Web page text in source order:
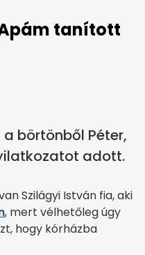
tanított
börtönből Péter,
adott.
Szilágyi István fia, aki
, mert vélhetőleg úgy
hogy kórházba